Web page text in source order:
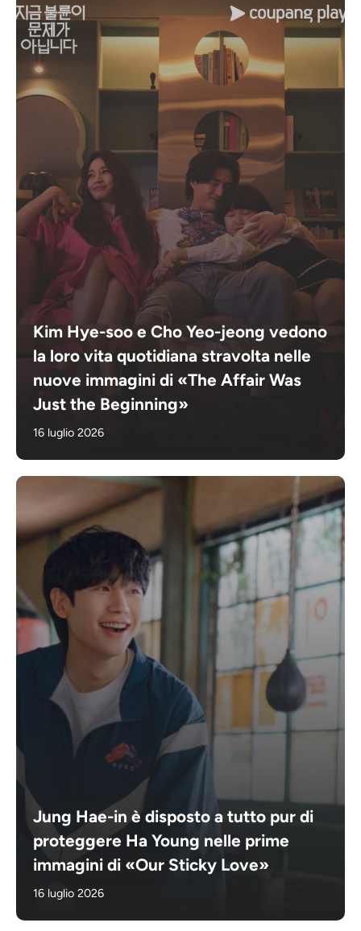
Kim Hye-soo e Cho Yeo-jeong vedono
la loro vita quotidiana stravolta nelle
nuove immagini di «The Affair Was
Just the Beginning»
16 luglio 2026
Jung Hae-in è disposto a tutto pur di
proteggere Ha Young nelle prime
immagini di «Our Sticky Love»
16 luglio 2026